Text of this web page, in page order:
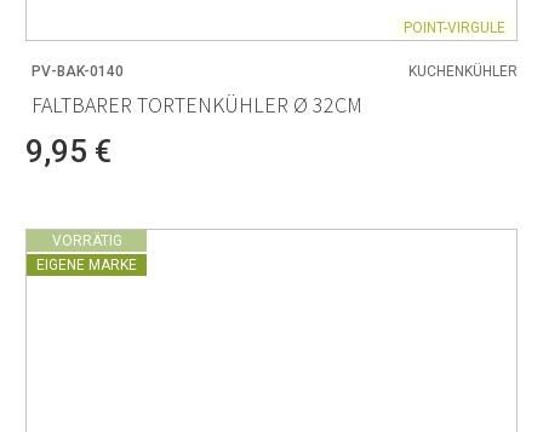
POINT-VIRGULE
PV-BAK-0140 KUCHENKÜHLER
FALTBARER TORTENKÜHLER Ø 32CM
9,95 €
VORRÄTIG
EIGENE MARKE